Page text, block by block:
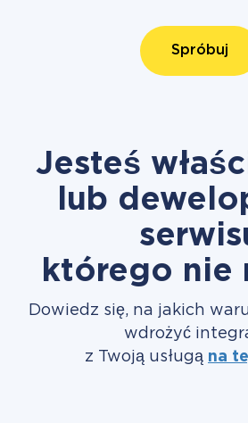
Spróbuj
Jesteś
lub
którego nie
Dowiedz się, na jakich
wdrożyć
z Twoją usługą na